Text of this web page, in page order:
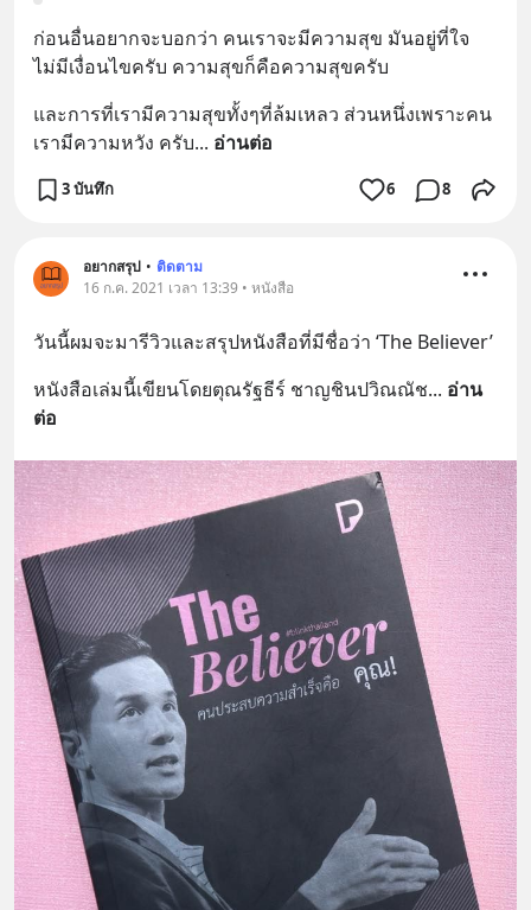
ก่อนอื่นอยากจะบอกว่า คนเราจะมีความสุข มันอยู่ที่ใจ
ไม่มีเงื่อนไขครับ ความสุขก็คือความสุขครับ
และการที่เรามีความสุขทั้งๆที่ล้มเหลว ส่วนหนึ่งเพราะคน
เรามีความหวัง ครับ... อ่านต่อ
3 บันทึก 6 8
อยากสรุป • ติดตาม
16 ก.ค. 2021 เวลา 13:39 • หนังสือ
วันนี้ผมจะมารีวิวและสรุปหนังสือที่มีชื่อว่า ‘The Believer’
หนังสือเล่มนี้เขียนโดยตุณรัฐธีร์ ชาญชินปวิณณัช... อ่าน
ต่อ